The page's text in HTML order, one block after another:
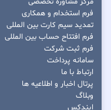
فرم استخدام و همکاری
تمدید سیم کارت بین المللی
فرم افتتاح حساب بین المللی
فرم ثبت شرکت
سامانه پرداخت
ارتباط با ما
پرتال اخبار و اطلاعیه ها
وبلاگ
ایندکس